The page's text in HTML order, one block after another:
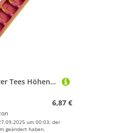
Kalttoy Tragbarer Tees Höhenheber Golf Mount Lifter Ball Sitz Höhenregler
6,87 €
um 00:03; der
geändert haben.